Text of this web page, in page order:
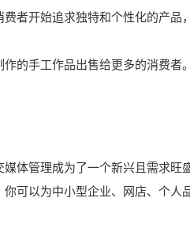
者开始追求独特和个性化的产品
的手工作品出售给更多的消费者
体管理成为了一个新兴且需求旺
可以为中小型企业、网店、个人